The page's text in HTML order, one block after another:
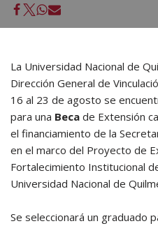
La Universidad Nacional de
Dirección General de
16 al 23 de agosto se
para una Beca de Extensión
el financiamiento de la
en el marco del Proyecto de
Fortalecimiento Institucional
Universidad Nacional de
Se seleccionará un graduado